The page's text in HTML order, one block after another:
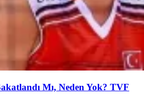
Mı, Neden Yok? TVF